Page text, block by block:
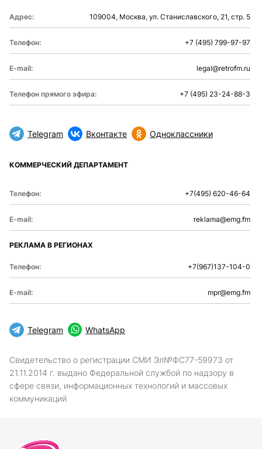
Адрес: 109004, Москва, ул. Станиславского, 21, стр. 5
Телефон: +7 (495) 799-97-97
E-mail: legal@retrofm.ru
Телефон прямого эфира: +7 (495) 23-24-88-3
Telegram Вконтакте Одноклассники
КОММЕРЧЕСКИЙ ДЕПАРТАМЕНТ
Телефон: +7(495) 620-46-64
E-mail: reklama@emg.fm
РЕКЛАМА В РЕГИОНАХ
Телефон: +7(967)137-104-0
E-mail: mpr@emg.fm
Telegram WhatsApp
Свидетельство о регистрации СМИ Эл№ФС77-59973 от
21.11.2014 г. выдано Федеральной службой по надзору в
сфере связи, информационных технологий и массовых
коммуникаций